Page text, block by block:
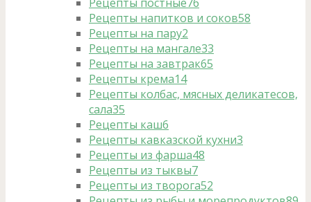
Рецепты напитков и соков58
Рецепты на пару2
Рецепты на мангале33
Рецепты на завтрак65
Рецепты крема14
Рецепты колбас, мясных деликатесов,
сала35
Рецепты каш6
Рецепты кавказской кухни3
Рецепты из фарша48
Рецепты из тыквы7
Рецепты из творога52